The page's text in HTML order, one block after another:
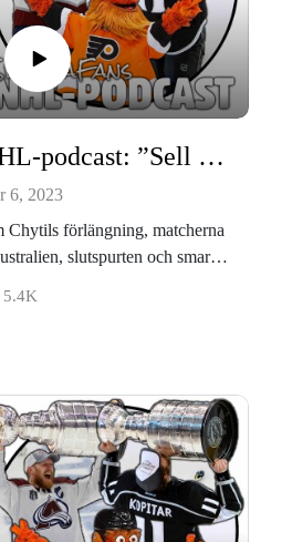
NHL-podcast: ”Sell the game med Arizona?”
6, 2023
Chytils förlängning, matcherna
slutspurten och smarta
att tanka på.
5.4K